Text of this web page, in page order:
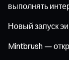
выполнять
Новый запуск
Mintbrush —